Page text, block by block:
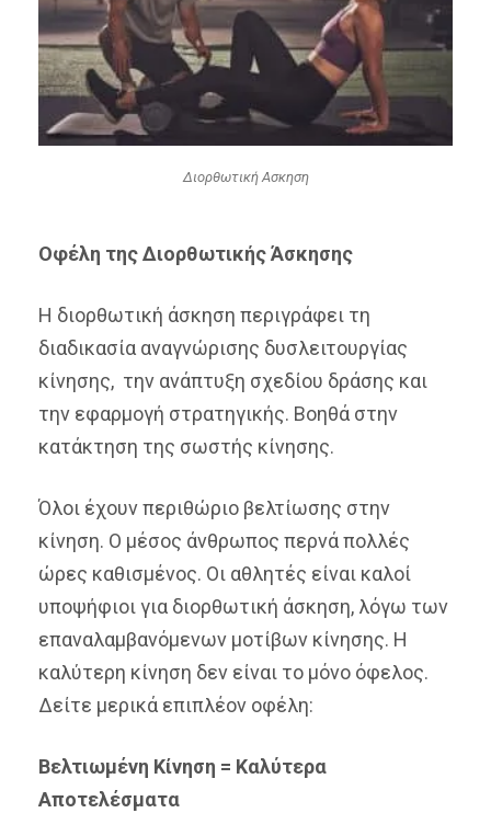
Διορθωτική Ασκηση
Οφέλη της Διορθωτικής Άσκησης
Η διορθωτική άσκηση περιγράφει τη
διαδικασία αναγνώρισης δυσλειτουργίας
κίνησης, την ανάπτυξη σχεδίου δράσης και
την εφαρμογή στρατηγικής. Βοηθά στην
κατάκτηση της σωστής κίνησης.
Όλοι έχουν περιθώριο βελτίωσης στην
κίνηση. Ο μέσος άνθρωπος περνά πολλές
ώρες καθισμένος. Οι αθλητές είναι καλοί
υποψήφιοι για διορθωτική άσκηση, λόγω των
επαναλαμβανόμενων μοτίβων κίνησης. Η
καλύτερη κίνηση δεν είναι το μόνο όφελος.
Δείτε μερικά επιπλέον οφέλη:
Βελτιωμένη Κίνηση = Καλύτερα
Αποτελέσματα